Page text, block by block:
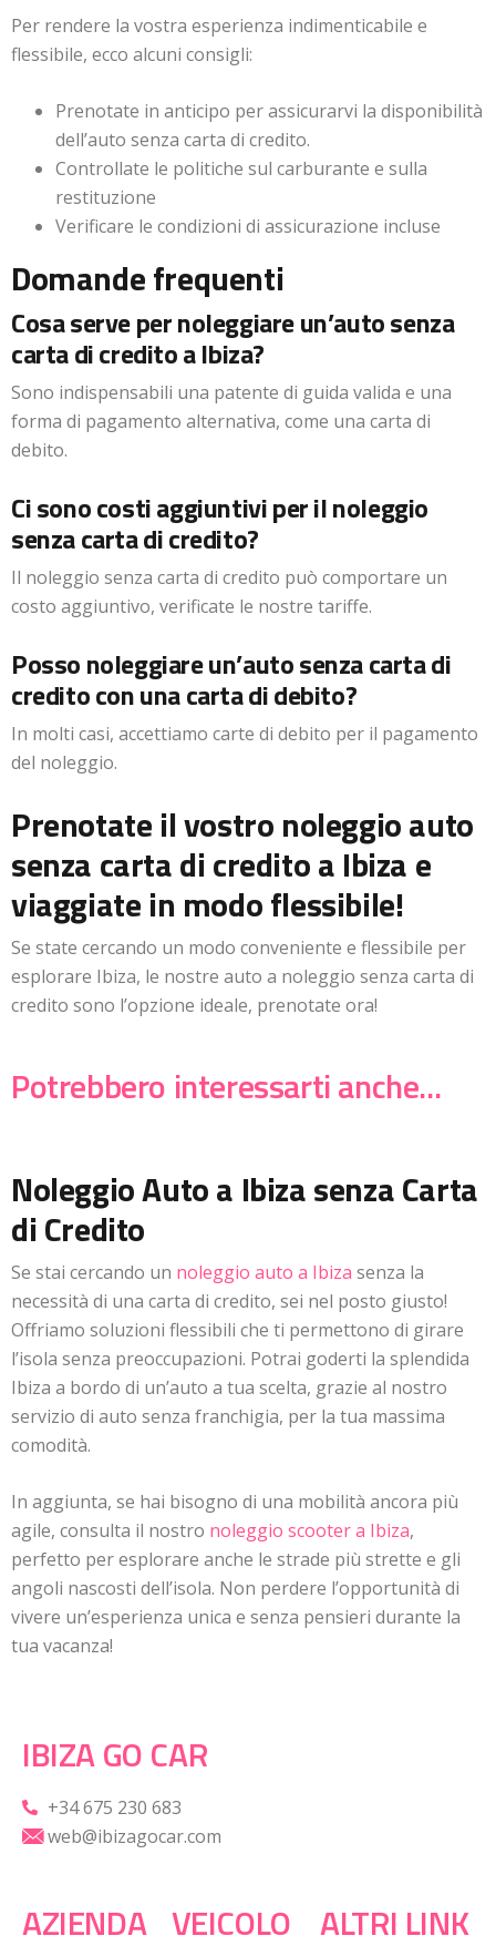
Per rendere la vostra esperienza indimenticabile e
flessibile, ecco alcuni consigli:
Prenotate in anticipo per assicurarvi la disponibilità
dell’auto senza carta di credito.
Controllate le politiche sul carburante e sulla
restituzione
Verificare le condizioni di assicurazione incluse
Domande frequenti
Cosa serve per noleggiare un’auto senza
carta di credito a Ibiza?
Sono indispensabili una patente di guida valida e una
forma di pagamento alternativa, come una carta di
debito.
Ci sono costi aggiuntivi per il noleggio
senza carta di credito?
Il noleggio senza carta di credito può comportare un
costo aggiuntivo, verificate le nostre tariffe.
Posso noleggiare un’auto senza carta di
credito con una carta di debito?
In molti casi, accettiamo carte di debito per il pagamento
del noleggio.
Prenotate il vostro noleggio auto
senza carta di credito a Ibiza e
viaggiate in modo flessibile!
Se state cercando un modo conveniente e flessibile per
esplorare Ibiza, le nostre auto a noleggio senza carta di
credito sono l’opzione ideale, prenotate ora!
Potrebbero interessarti anche...
Noleggio Auto a Ibiza senza Carta
di Credito
Se stai cercando un noleggio auto a Ibiza senza la
necessità di una carta di credito, sei nel posto giusto!
Offriamo soluzioni flessibili che ti permettono di girare
l’isola senza preoccupazioni. Potrai goderti la splendida
Ibiza a bordo di un’auto a tua scelta, grazie al nostro
servizio di auto senza franchigia, per la tua massima
comodità.
In aggiunta, se hai bisogno di una mobilità ancora più
agile, consulta il nostro noleggio scooter a Ibiza,
perfetto per esplorare anche le strade più strette e gli
angoli nascosti dell’isola. Non perdere l’opportunità di
vivere un’esperienza unica e senza pensieri durante la
tua vacanza!
IBIZA GO CAR
+34 675 230 683
web@ibizagocar.com
AZIENDA VEICOLO ALTRI LINK